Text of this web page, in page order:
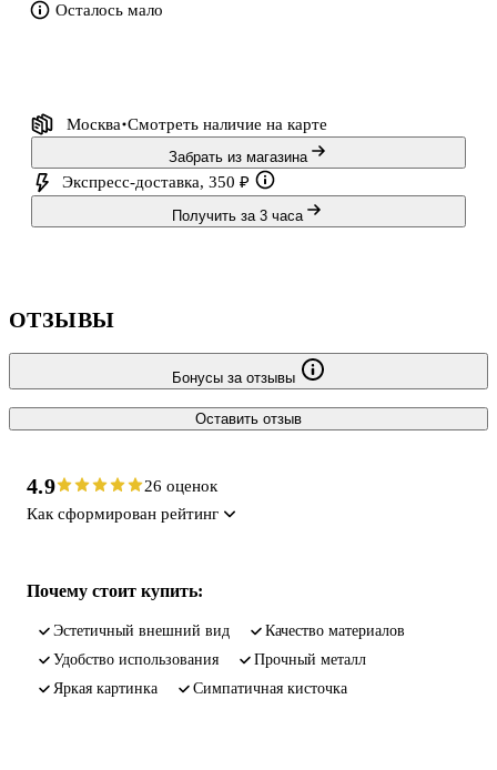
Осталось мало
Москва Смотреть наличие на карте
Забрать из магазина
Экспресс-доставка, 350 ₽
Получить за 3 часа
ОТЗЫВЫ
Бонусы за отзывы
Оставить отзыв
4.9
26 оценок
Как сформирован рейтинг
Почему стоит купить:
эстетичный внешний вид
качество материалов
удобство использования
прочный металл
яркая картинка
симпатичная кисточка